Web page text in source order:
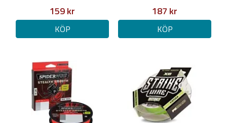
159 kr
KÖP
187 kr
KÖP